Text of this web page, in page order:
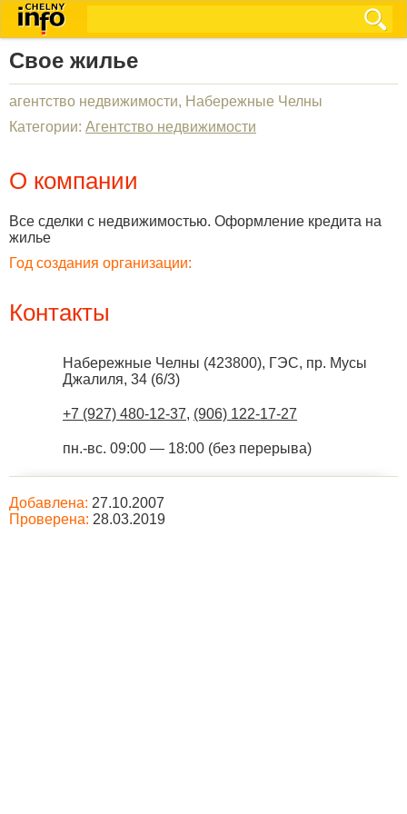
Свое жилье
агентство недвижимости, Набережные Челны
Категории: Агентство недвижимости
О компании
Все сделки с недвижимостью. Оформление кредита на
жилье
Год создания организации:
Контакты
Набережные Челны (423800), ГЭС, пр. Мусы
Джалиля, 34 (6/3)
+7 (927) 480-12-37, (906) 122-17-27
пн.-вс. 09:00 — 18:00 (без перерыва)
Добавлена: 27.10.2007
Проверена: 28.03.2019